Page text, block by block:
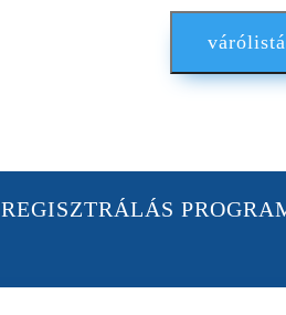
REGISZTRÁLÁS